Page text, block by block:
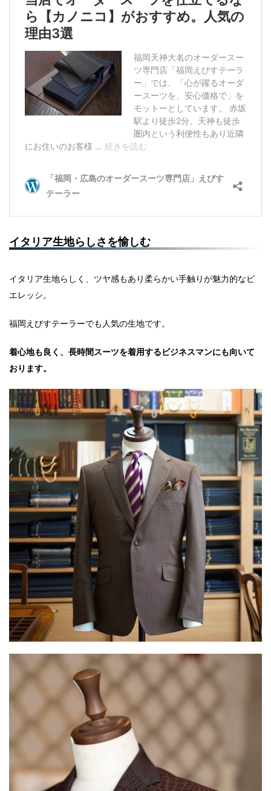
イタリア生地らしさを愉しむ
イタリア生地らしく、ツヤ感もあり柔らかい手触りが魅力的なビ
エレッシ。
福岡えびすテーラーでも人気の生地です。
着心地も良く、長時間スーツを着用するビジネスマンにも向いて
おります。